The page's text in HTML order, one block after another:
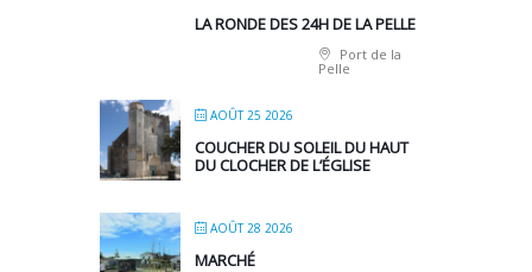
LA RONDE DES 24H DE LA PELLE
Port de la
Pelle
AOÛT 25 2026
COUCHER DU SOLEIL DU HAUT
DU CLOCHER DE L’ÉGLISE
AOÛT 28 2026
MARCHÉ